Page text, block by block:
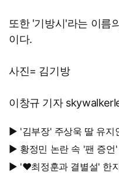
또한 '기방시'라는 이름
이다.
사진= 김기방
이창규 기자
▶ '김부장' 주상욱 딸 유지안, 소지섭이 준 '금' 방치했다…"비
누인 줄"
▶ 황정민 논란 속 '팬 증언' 등장…“임신 축하 전화·남편과 식
사도”▶ '♥최정훈과 결별설' 한